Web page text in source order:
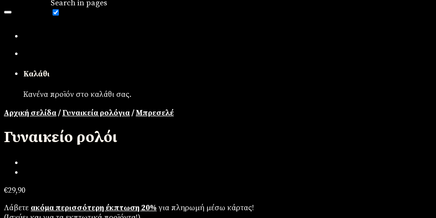
Search in pages
Καλάθι
Κανένα προϊόν στο καλάθι σας.
Αρχική σελίδα/Γυναικεία ρολόγια/Μπρεσελέ
Γυναικείο ρολόι
€29,90
Λάβετε ακόμα περισσότερη έκπτωση 20% για πληρωμή μέσω κάρτας!